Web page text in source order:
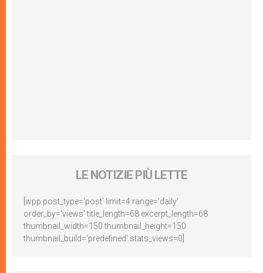
LE NOTIZIE PIÙ LETTE
[wpp post_type='post' limit=4 range='daily'
order_by='views' title_length=68 excerpt_length=68
thumbnail_width=150 thumbnail_height=150
thumbnail_build='predefined' stats_views=0]